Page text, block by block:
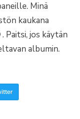
Minä
kaukana
Paitsi, jos käytän
albumin.